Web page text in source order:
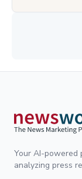
Your AI-powered
analyzing press